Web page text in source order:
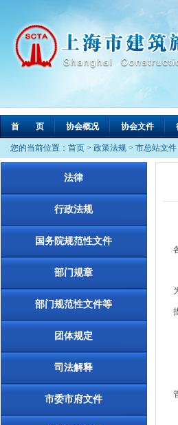
首 页 协会概况 协会文件
您的当前位置： 首页 > 政策法规 > 市总站文件
法律
行政法规
国务院规范性文件
部门规章
部门规范性文件等
团体规定
司法解释
市委市府文件